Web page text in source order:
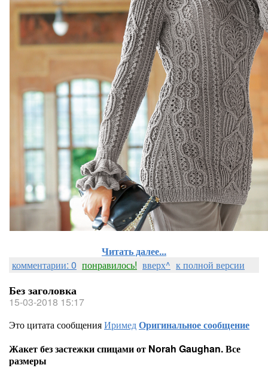
Читать далее...
комментарии: 0 понравилось! вверх^ к полной версии
Без заголовка
15-03-2018 15:17
Это цитата сообщенияИримедОригинальное сообщение
Жакет без застежки спицами от Norah Gaughan. Все
размеры